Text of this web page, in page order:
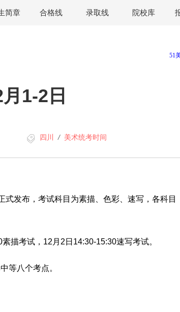
简章 合格线 录取线 院校库
1-2日
四川 / 美术统考时间
发布，考试科目为素描、色彩、速写，各科目
考试，12月2日14:30-15:30速写考试。
等八个考点。